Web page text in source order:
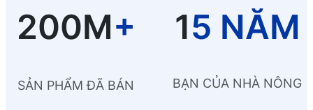
200M+
SẢN PHẨM ĐÃ BÁN
15 NĂM
BẠN CỦA NHÀ NÔNG